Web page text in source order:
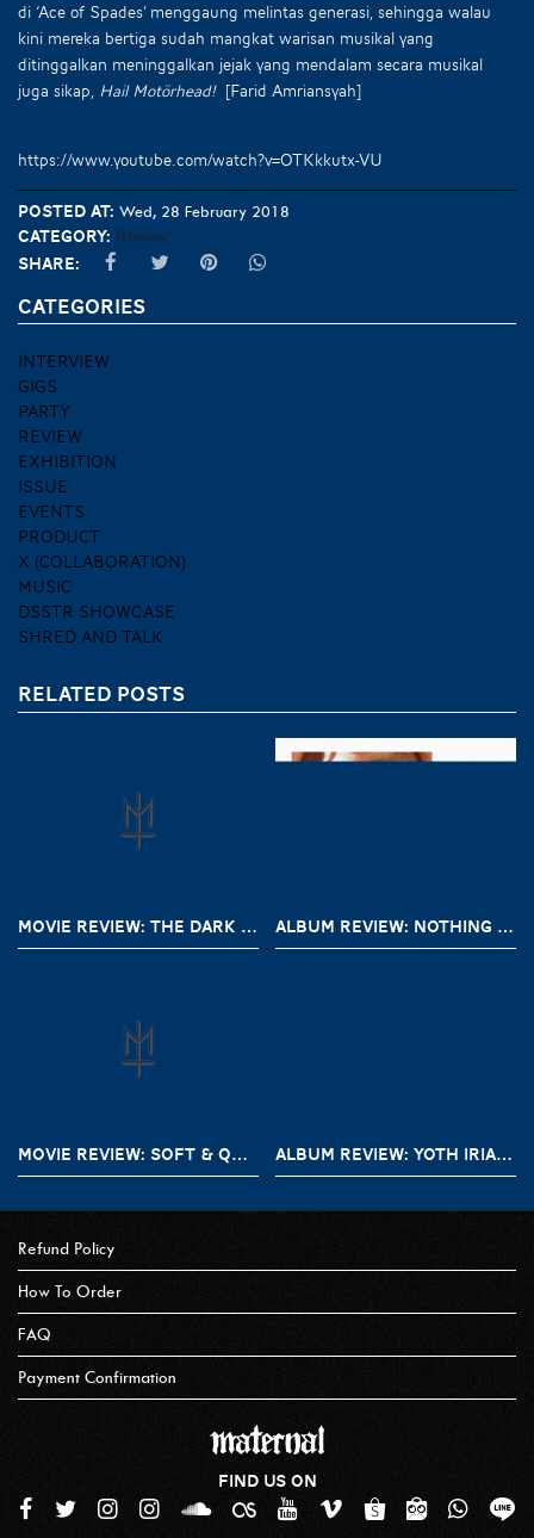
di ‘Ace of Spades’ menggaung melintas generasi, sehingga walau
kini mereka bertiga sudah mangkat warisan musikal yang
ditinggalkan meninggalkan jejak yang mendalam secara musikal
juga sikap,
Hail Motörhead! [Farid Amriansyah]
https://www.youtube.com/watch?v=OTKkkutx-VU
Posted at: Wed, 28 February 2018
Category: Review
Share:
CATEGORIES
INTERVIEW
GIGS
PARTY
REVIEW
EXHIBITION
ISSUE
EVENTS
PRODUCT
X (COLLABORATION)
MUSIC
DSSTR SHOWCASE
SHRED AND TALK
RELATED POSTS
MOVIE REVIEW: THE DARK AND THE WICKED (2020) ALBUM REVIEW: NOTHING – A SHORT HISTORY OF DECAY
MOVIE REVIEW: SOFT & QUIET (2022) ALBUM REVIEW: YOTH IRIA – GONE WITH THE DEVIL
Refund Policy
How To Order
FAQ
Payment Confirmation
FIND US ON